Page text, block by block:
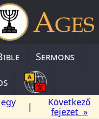
Sermons
|
Következő
fejezet »